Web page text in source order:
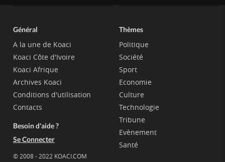
Général
A la une de Koaci
Koaci Côte d'Ivoire
Koaci Afrique
Archives Koaci
Conditions d'utilisation
Contacts
Besoin d'aide ?
Se Connecter
© 2008 - 2022 KOACI.COM
Thèmes
Politique
Société
Sport
Economie
Culture
Technologie
Tribune
Evènement
Santé